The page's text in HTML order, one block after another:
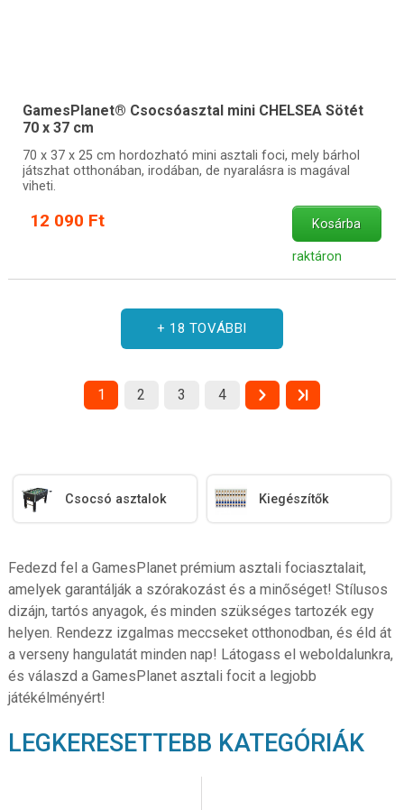
GamesPlanet® Csocsóasztal mini CHELSEA Sötét
70 x 37 cm
70 x 37 x 25 cm hordozható mini asztali foci, mely bárhol
játszhat otthonában, irodában, de nyaralásra is magával
viheti.
12 090 Ft Kosárba
raktáron
+ 18 TOVÁBBI
1 2 3 4
Csocsó asztalok Kiegészítők
Fedezd fel a GamesPlanet prémium asztali fociasztalait,
amelyek garantálják a szórakozást és a minőséget! Stílusos
dizájn, tartós anyagok, és minden szükséges tartozék egy
helyen. Rendezz izgalmas meccseket otthonodban, és éld át
a verseny hangulatát minden nap! Látogass el weboldalunkra,
és válaszd a GamesPlanet asztali focit a legjobb
játékélményért!
LEGKERESETTEBB KATEGÓRIÁK